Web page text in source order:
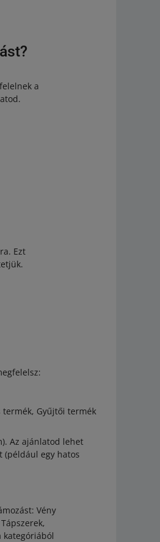
a
Ezt
termék, Gyűjtői termék
Az ajánlatod lehet
(például egy hatos
Vény
kategóriából